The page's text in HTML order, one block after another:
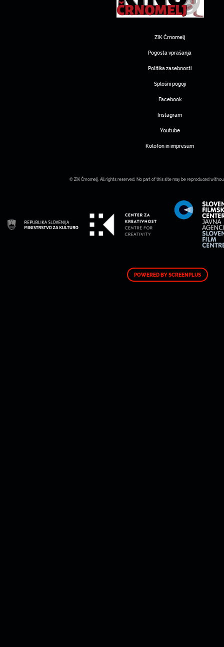
ZIK Črnomelj
Pogosta vprašanja
Politika zasebnosti
Splošni pogoji
Facebook
Instagram
Youtube
Kolofon in impresum
© ZIK Črnomelj. All rights reserved. No part of this site may be reproduced
POWERED BY SCREENPLUS